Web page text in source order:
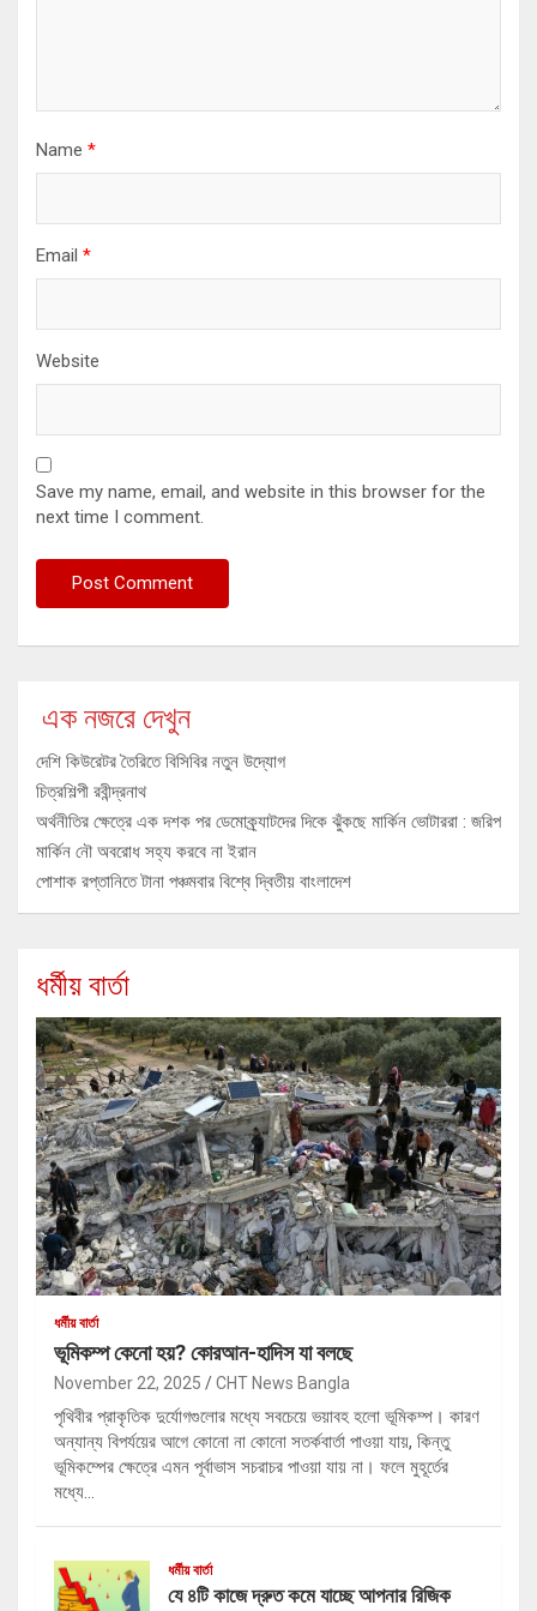
Name *
Email *
Website
Save my name, email, and website in this browser for the
next time I comment.
এক নজরে দেখুন
দেশি কিউরেটর তৈরিতে বিসিবির নতুন উদ্যোগ
চিত্রশিল্পী রবীন্দ্রনাথ
অর্থনীতির ক্ষেত্রে এক দশক পর ডেমোক্র্যাটদের দিকে ঝুঁকছে মার্কিন ভোটাররা : জরিপ
মার্কিন নৌ অবরোধ সহ্য করবে না ইরান
পোশাক রপ্তানিতে টানা পঞ্চমবার বিশ্বে দ্বিতীয় বাংলাদেশ
ধর্মীয় বার্তা
ধর্মীয় বার্তা
ভূমিকম্প কেনো হয়? কোরআন-হাদিস যা বলছে
November 22, 2025 CHT News Bangla
পৃথিবীর প্রাকৃতিক দুর্যোগগুলোর মধ্যে সবচেয়ে ভয়াবহ হলো ভূমিকম্প। কারণ
অন্যান্য বিপর্যয়ের আগে কোনো না কোনো সতর্কবার্তা পাওয়া যায়, কিন্তু
ভূমিকম্পের ক্ষেত্রে এমন পূর্বাভাস সচরাচর পাওয়া যায় না। ফলে মুহূর্তের
মধ্যে…
ধর্মীয় বার্তা
যে ৪টি কাজে দ্রুত কমে যাচ্ছে আপনার রিজিক